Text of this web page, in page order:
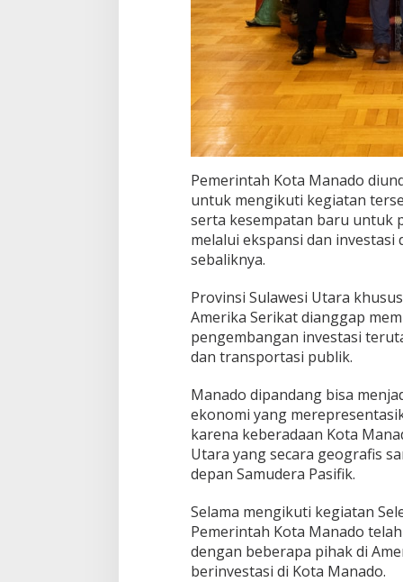
Pemerintah Kota Manado
untuk mengikuti kegiatan
serta kesempatan baru untuk
melalui ekspansi dan investasi
sebaliknya.
Provinsi Sulawesi Utara
Amerika Serikat dianggap
pengembangan investasi
dan transportasi publik.
Manado dipandang bisa
ekonomi yang
karena keberadaan Kota
Utara yang secara geografis
depan Samudera Pasifik.
Selama mengikuti kegiatan
Pemerintah Kota Manado
dengan beberapa pihak di
berinvestasi di Kota Manado.